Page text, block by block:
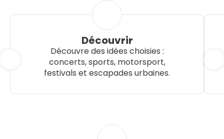
Découvrir
Découvre des idées choisies :
concerts, sports, motorsport,
festivals et escapades urbaines.